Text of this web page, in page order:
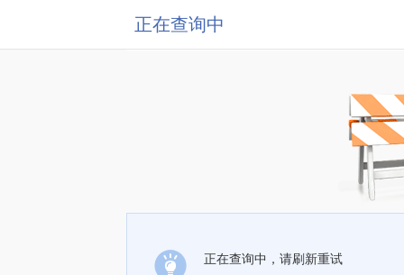
正在查询中
正在查询中，请刷新重试